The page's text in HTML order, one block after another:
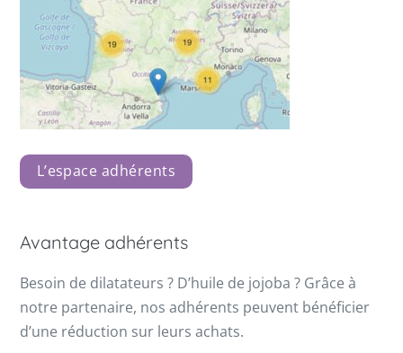
L’espace adhérents
Avantage adhérents
Besoin de dilatateurs ? D’huile de jojoba ? Grâce à
notre partenaire, nos adhérents peuvent bénéficier
d’une réduction sur leurs achats.